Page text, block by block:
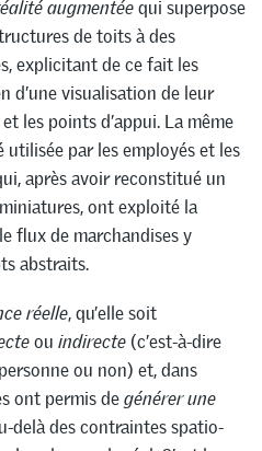
augmentéequi superpose
de toits à des
explicitant de ce fait les
d’une visualisation de leur
les points d’appui. La même
par les employés et les
après avoir reconstitué un
ont exploité la
flux de marchandises y
abstraits.
réelle, qu’elle soit
ou indirecte (c’est-à-dire
ou non) et, dans
ont permis degénérer une
delà des contraintes spatio-